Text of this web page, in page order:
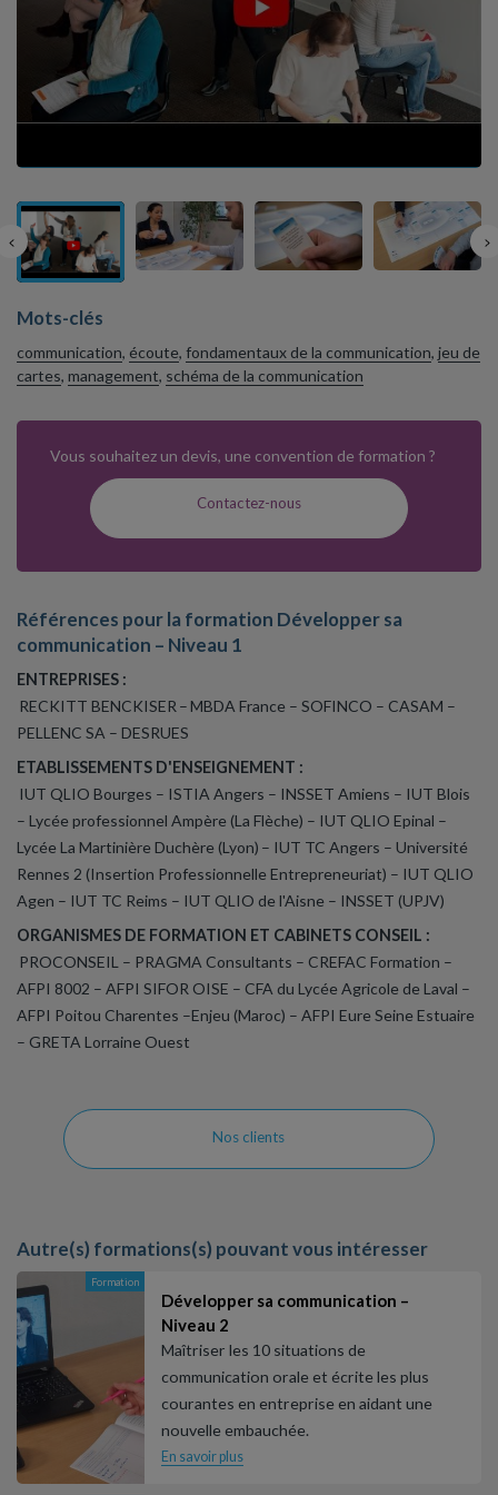
Mots-clés
communication, écoute, fondamentaux de la communication, jeu de
cartes, management, schéma de la communication
Vous souhaitez un devis, une convention de formation ?
Contactez-nous
Références pour la formation Développer sa
communication – Niveau 1
ENTREPRISES :
RECKITT BENCKISER – MBDA France – SOFINCO – CASAM –
PELLENC SA – DESRUES
ETABLISSEMENTS D'ENSEIGNEMENT :
IUT QLIO Bourges – ISTIA Angers – INSSET Amiens – IUT Blois
– Lycée professionnel Ampère (La Flèche) – IUT QLIO Epinal –
Lycée La Martinière Duchère (Lyon) – IUT TC Angers – Université
Rennes 2 (Insertion Professionnelle Entrepreneuriat) – IUT QLIO
Agen – IUT TC Reims – IUT QLIO de l'Aisne – INSSET (UPJV)
ORGANISMES DE FORMATION ET CABINETS CONSEIL :
PROCONSEIL – PRAGMA Consultants – CREFAC Formation –
AFPI 8002 – AFPI SIFOR OISE – CFA du Lycée Agricole de Laval –
AFPI Poitou Charentes –Enjeu (Maroc) – AFPI Eure Seine Estuaire
– GRETA Lorraine Ouest
Nos clients
Autre(s) formations(s) pouvant vous intéresser
Formation
Développer sa communication –
Niveau 2
Maîtriser les 10 situations de
communication orale et écrite les plus
courantes en entreprise en aidant une
nouvelle embauchée.
En savoir plus